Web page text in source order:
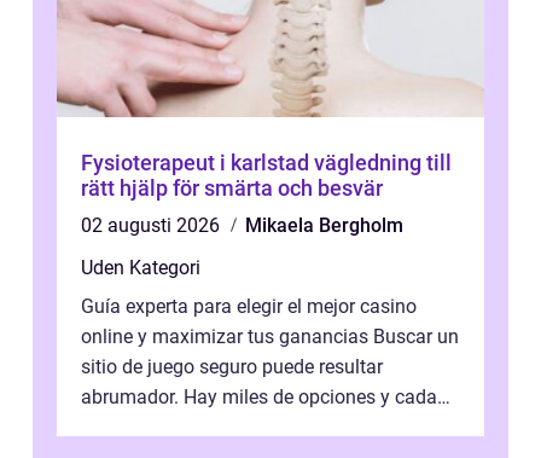
Fysioterapeut i karlstad vägledning till
rätt hjälp för smärta och besvär
02 augusti 2026
Mikaela Bergholm
Uden Kategori
Guía experta para elegir el mejor casino
online y maximizar tus ganancias Buscar un
sitio de juego seguro puede resultar
abrumador. Hay miles de opciones y cada